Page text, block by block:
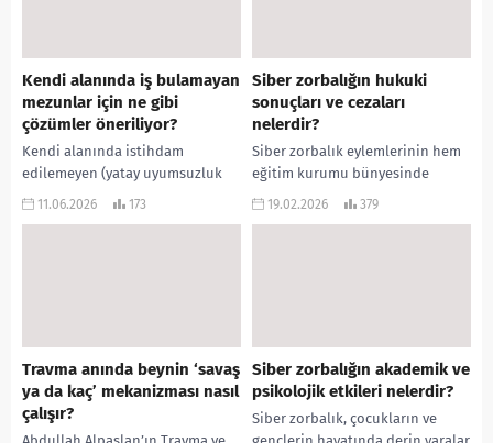
Kendi alanında iş bulamayan
mezunlar için ne gibi
çözümler öneriliyor?
Kendi alanında istihdam
edilemeyen (yatay uyumsuzluk
yaşayan) mezunlar ve bu riski
11.06.2026 173
Siber zorbalığın hukuki
sonuçları ve cezaları
nelerdir?
Siber zorbalık eylemlerinin hem
eğitim kurumu bünyesinde
disiplin yaptırımları hem de adli
19.02.2026 379
Travma anında beynin ‘savaş
ya da kaç’ mekanizması nasıl
çalışır?
Siber zorbalığın akademik ve
psikolojik etkileri nelerdir?
Siber zorbalık, çocukların ve